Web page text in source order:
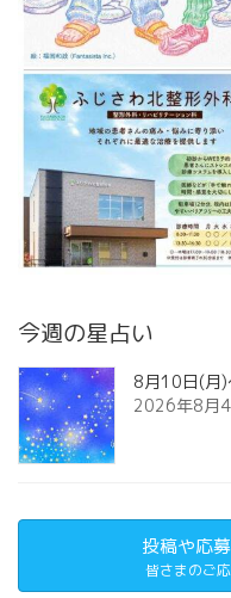
今週の星占い
8月10日(月
2026年8月
投稿や応
皆さまのご